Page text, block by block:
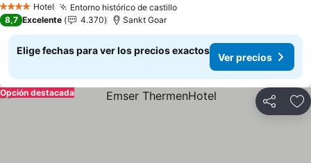
4 EstrellasHotel Entorno histórico de castillo
8,7 Excelente 4.370 Sankt Goar
Elige fechas para ver los precios exactos
Ver precios
Compartir
Opción destacada